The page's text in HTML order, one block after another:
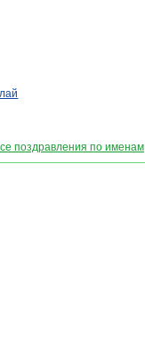
поздравления по именам